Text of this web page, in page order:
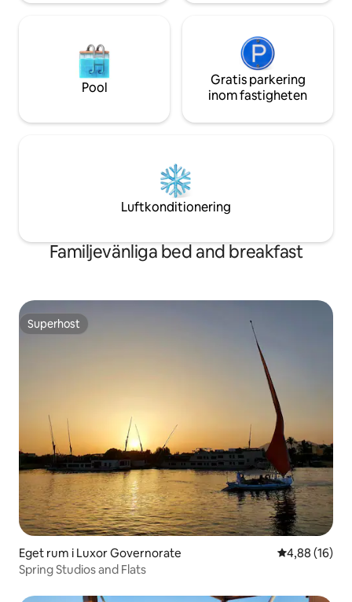
Pool
Gratis parkering
inom fastigheten
Luftkonditionering
Familjevänliga bed and breakfast
Superhost
Superhost
Eget rum i Luxor Governorate 4,88 av 5 i
4,88 (16)
Spring Studios and Flats